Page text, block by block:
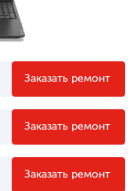
Заказать ремонт
Заказать ремонт
Заказать ремонт